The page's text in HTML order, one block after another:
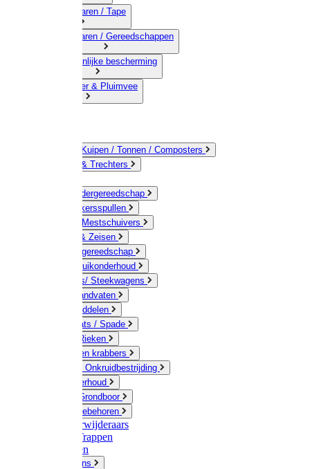
09) Touwwaren / Tape
10) IJzerwaren / Gereedschappen
11) Persoonlijke bescherming
12) Kleindier & Pluimvee
Emmers / Kuipen / Tonnen / Composters
Jerrycans & Trechters
Hand-/ Kindergereedschap
Stratenmakersspullen
Sneeuw- / Mestschuivers
Baggeren & Zeisen
Elektrisch gereedschap
Boom / Struikonderhoud
Kruiwagens/ Steekwagens
Stelen / Handvaten
Tuinhulpmiddelen
Schop / Bats / Spade
Vorken & Rieken
Cultivator en krabbers
Schoffels / Onkruidbestrijding
Gazononderhoud
Hamers / Grondboor
Sledes / toebehoren
Onkruidverwijderaars
Ladders / Trappen
Werkbanken
Betonmolens